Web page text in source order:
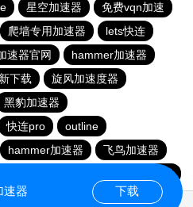
星空加速器
免费vqn加速
爬墙专用加速器
lets快连
速器官网
hammer加速器
下载
旋风加速度器
黑豹加速器
快连pro
outline
hammer加速器
飞鸟加速器
黑洞nvp加速器
速器 下载